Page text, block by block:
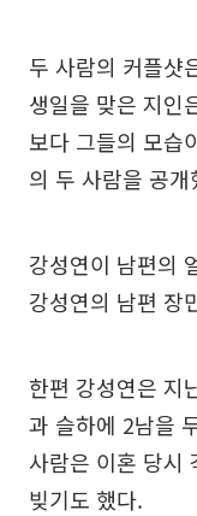
두 사람의 커플샷
생일을 맞은 지인
보다 그들의 모습
의 두 사람을 공개
강성연이 남편의
강성연의 남편 장
한편 강성연은 지
과 슬하에 2남을
사람은 이혼 당시
빚기도 했다.